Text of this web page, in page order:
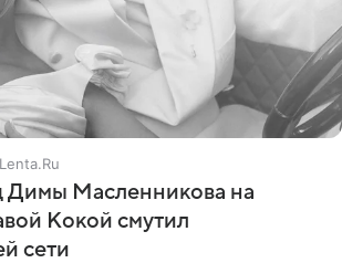
Lenta.Ru
Димы Масленникова на
Кокой смутил
сети